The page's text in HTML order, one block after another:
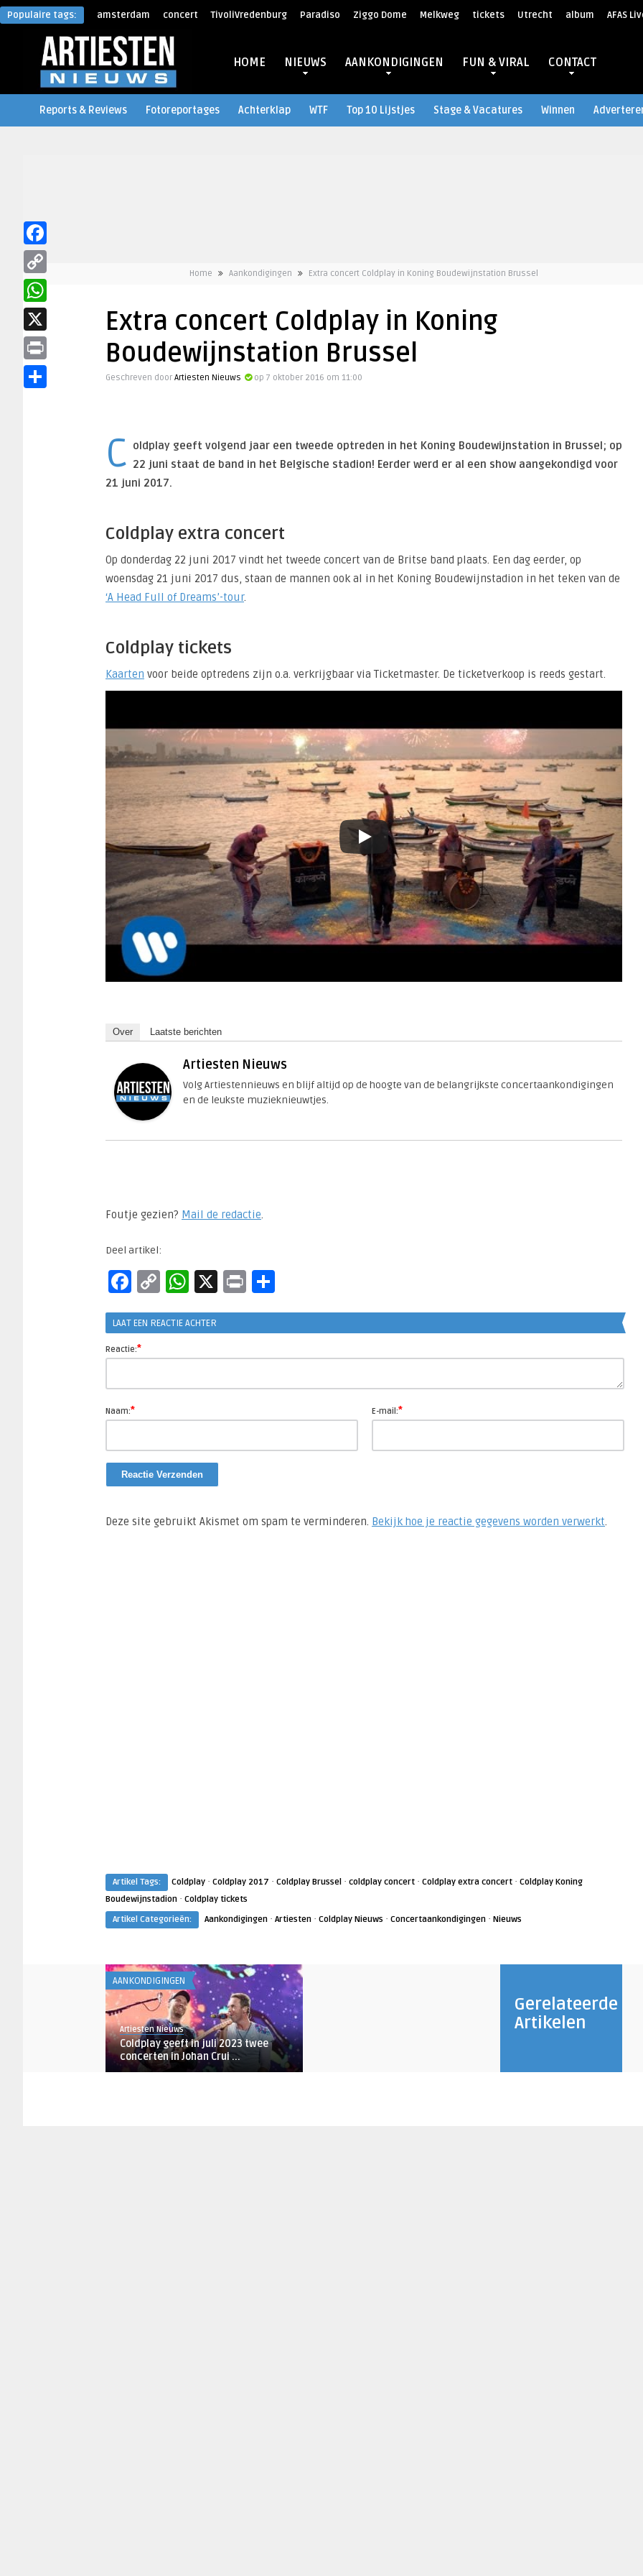
Populaire tags: amsterdam concert TivoliVredenburg Paradiso Ziggo Dome Melkweg tickets Utrecht album AFAS
HOME NIEUWS AANKONDIGINGEN FUN & VIRAL CONTACT
Reports & Reviews Fotoreportages Achterklap WTF Top 10 Lijstjes Stage & Vacatures Winnen
Home Aankondigingen Extra concert Coldplay in Koning Boudewijnstation Brussel
Extra concert Coldplay in Koning
Boudewijnstation Brussel
Geschreven door Artiesten Nieuws op 7 oktober 2016 om 11:00
C oldplay geeft volgend jaar een tweede optreden in het Koning Boudewijnstation in Brussel; op
22 juni staat de band in het Belgische stadion! Eerder werd er al een show aangekondigd voor
21 juni 2017.
Coldplay extra concert
Op donderdag 22 juni 2017 vindt het tweede concert van de Britse band plaats. Een dag eerder, op
woensdag 21 juni 2017 dus, staan de mannen ook al in het Koning Boudewijnstadion in het teken van de
‘A Head Full of Dreams’-tour.
Coldplay tickets
Kaarten voor beide optredens zijn o.a. verkrijgbaar via Ticketmaster. De ticketverkoop is reeds gestart.
Over Laatste berichten
Artiesten Nieuws
Volg Artiestennieuws en blijf altijd op de hoogte van de belangrijkste concertaankondigingen
en de leukste muzieknieuwtjes.
Foutje gezien? Mail de redactie.​
Deel artikel:
Facebook
CopyWhatsApp
X Print
LAAT EEN REACTIE ACHTER
Reactie:*
Naam:* E-mail:*
Deze site gebruikt Akismet om spam te verminderen. Bekijk hoe je reactie gegevens worden verwerkt.
Artikel Tags: Coldplay · Coldplay 2017 · Coldplay Brussel · coldplay concert · Coldplay extra concert · Coldplay Koning
Boudewijnstadion · Coldplay tickets
Artikel Categorieën:
Aankondigingen · Artiesten · Coldplay Nieuws · Concertaankondigingen · Nieuws
Gerelateerde
Artikelen
AANKONDIGINGEN
Artiesten Nieuws
Coldplay geeft in juli 2023 twee
concerten in Johan Crui ...
Facebook
Copy
Link
WhatsApp
X
Print